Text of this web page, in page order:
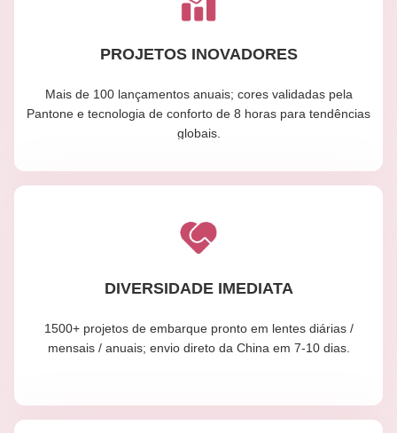
PROJETOS INOVADORES
Mais de 100 lançamentos anuais; cores validadas pela
Pantone e tecnologia de conforto de 8 horas para tendências
globais.
DIVERSIDADE IMEDIATA
1500+ projetos de embarque pronto em lentes diárias /
mensais / anuais; envio direto da China em 7-10 dias.